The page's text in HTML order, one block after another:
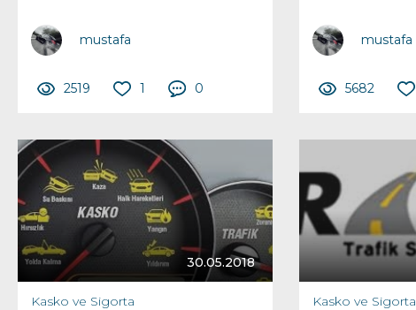
mustafa
2519 1 0
mustafa
5682
30.05.2018
Kasko ve Sigorta Kasko ve Sigorta